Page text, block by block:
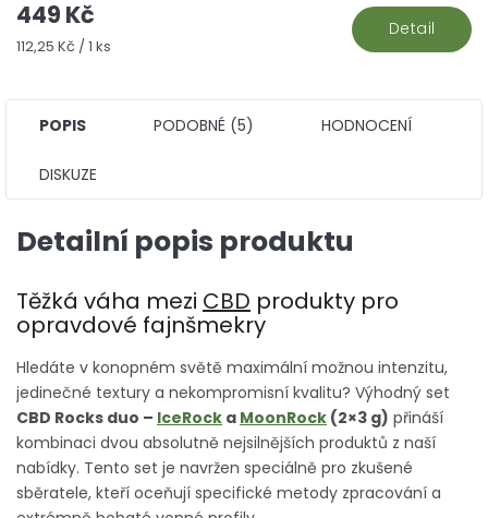
449 Kč
Měrná
112,25 Kč / 1 ks
Detail
POPIS PODOBNÉ (5) HODNOCENÍ
DISKUZE
Detailní popis produktu
Těžká váha mezi CBD produkty pro
opravdové fajnšmekry
Hledáte v konopném světě maximální možnou intenzitu,
jedinečné textury a nekompromisní kvalitu? Výhodný set
CBD Rocks duo – IceRock a MoonRock (2×3 g) přináší
kombinaci dvou absolutně nejsilnějších produktů z naší
nabídky. Tento set je navržen speciálně pro zkušené
sběratele, kteří oceňují specifické metody zpracování a